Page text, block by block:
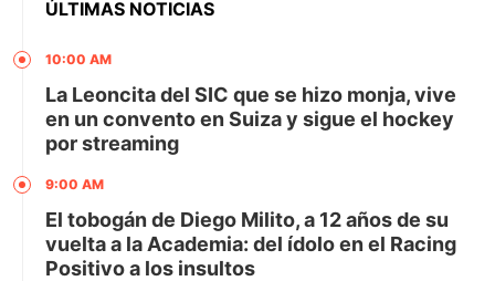
ÚLTIMAS NOTICIAS
10:00 AM
La Leoncita del SIC que se hizo monja, vive
en un convento en Suiza y sigue el hockey
por streaming
9:00 AM
El tobogán de Diego Milito, a 12 años de su
vuelta a la Academia: del ídolo en el Racing
Positivo a los insultos